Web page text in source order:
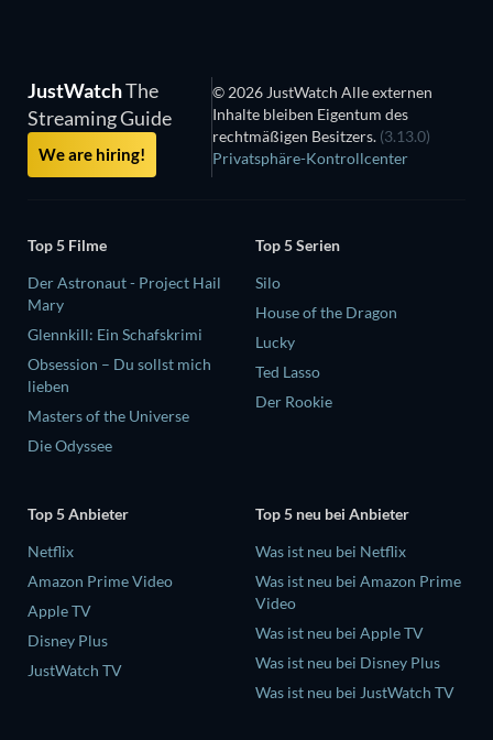
JustWatchThe
Streaming Guide
We are hiring!
© 2026 JustWatch Alle externen
Inhalte bleiben Eigentum des
rechtmäßigen Besitzers. (3.13.0)
Privatsphäre-Kontrollcenter
Top 5 Filme
Der Astronaut - Project Hail
Mary
Glennkill: Ein Schafskrimi
Obsession – Du sollst mich
lieben
Masters of the Universe
Die Odyssee
Top 5 Serien
Silo
House of the Dragon
Lucky
Ted Lasso
Der Rookie
Top 5 Anbieter
Netflix
Amazon Prime Video
Apple TV
Disney Plus
JustWatch TV
Top 5 neu bei Anbieter
Was ist neu bei Netflix
Was ist neu bei Amazon Prime
Video
Was ist neu bei Apple TV
Was ist neu bei Disney Plus
Was ist neu bei JustWatch TV